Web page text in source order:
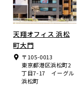
天翔オフィス 浜松
町大門
〒105-0013
東京都港区浜松町2
丁目7-17 イーグル
浜松町